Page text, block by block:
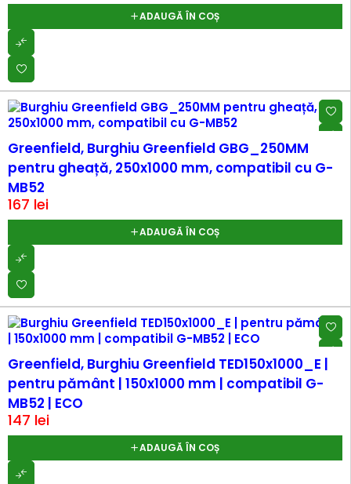
ADAUGĂ ÎN COȘ
Greenfield, Burghiu Greenfield GBG_250MM
pentru gheață, 250x1000 mm, compatibil cu G-
MB52
167 lei
ADAUGĂ ÎN COȘ
Greenfield, Burghiu Greenfield TED150x1000_E |
pentru pământ | 150x1000 mm | compatibil G-
MB52 | ECO
147 lei
ADAUGĂ ÎN COȘ